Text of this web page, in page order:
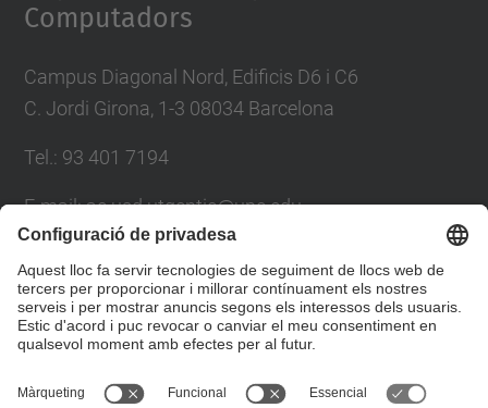
Computadors
Campus Diagonal Nord, Edificis D6 i C6
C. Jordi Girona, 1-3 08034 Barcelona
Tel.: 93 401 7194
E-mail: ac.usd.utgcntic@upc.edu
Formulari de contacte